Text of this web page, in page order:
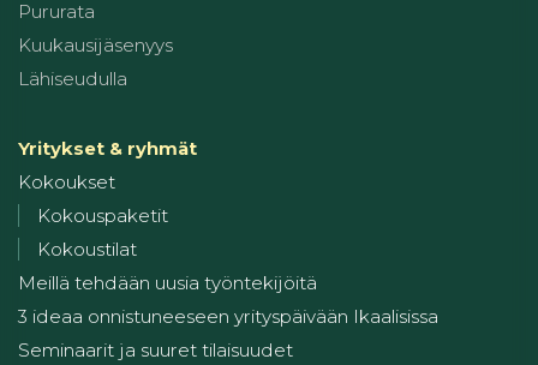
Pururata
Kuukausijäsenyys
Lähiseudulla
Yritykset & ryhmät
Kokoukset
Kokouspaketit
Kokoustilat
Meillä tehdään uusia työntekijöitä
3 ideaa onnistuneeseen yrityspäivään Ikaalisissa
Seminaarit ja suuret tilaisuudet